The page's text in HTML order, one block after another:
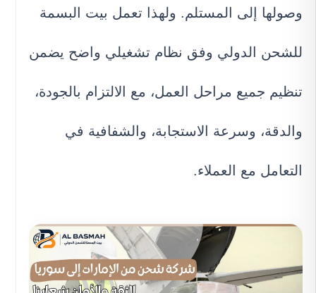
وصولها إلى المستلم. ولهذا تعمل بيت البسمة
للشحن الدولي وفق نظام تشغيلي واضح يضمن
تنظيم جميع مراحل العمل، مع الالتزام بالجودة،
والدقة، وسرعة الاستجابة، والشفافية في
التعامل مع العملاء.